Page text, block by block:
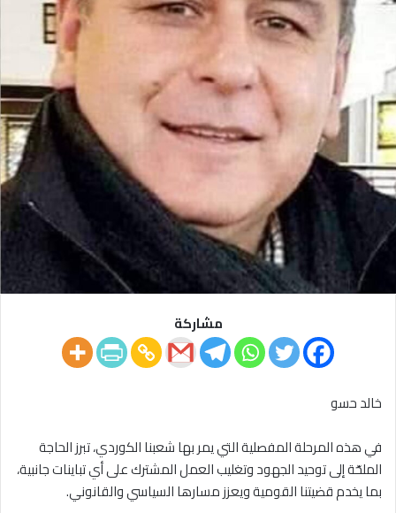
مشاركة
خالد حسو
في هذه المرحلة المفصلية التي يمر بها شعبنا الكوردي، تبرز الحاجة
الملحّة إلى توحيد الجهود وتغليب العمل المشترك على أي تباينات جانبية،
بما يخدم قضيتنا القومية ويعزز مسارها السياسي والقانوني.